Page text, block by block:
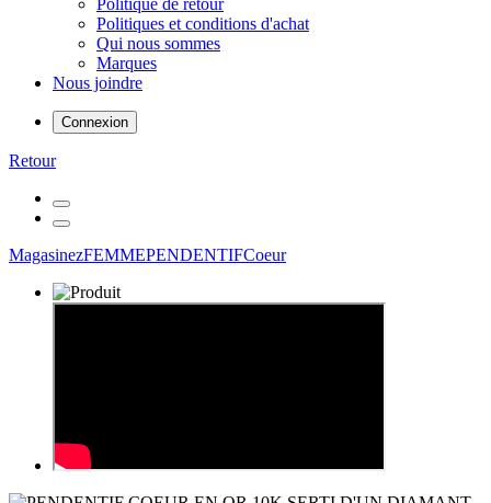
Politique de retour
Politiques et conditions d'achat
Qui nous sommes
Marques
Nous joindre
Connexion
Retour
MagasinezFEMMEPENDENTIFCoeur